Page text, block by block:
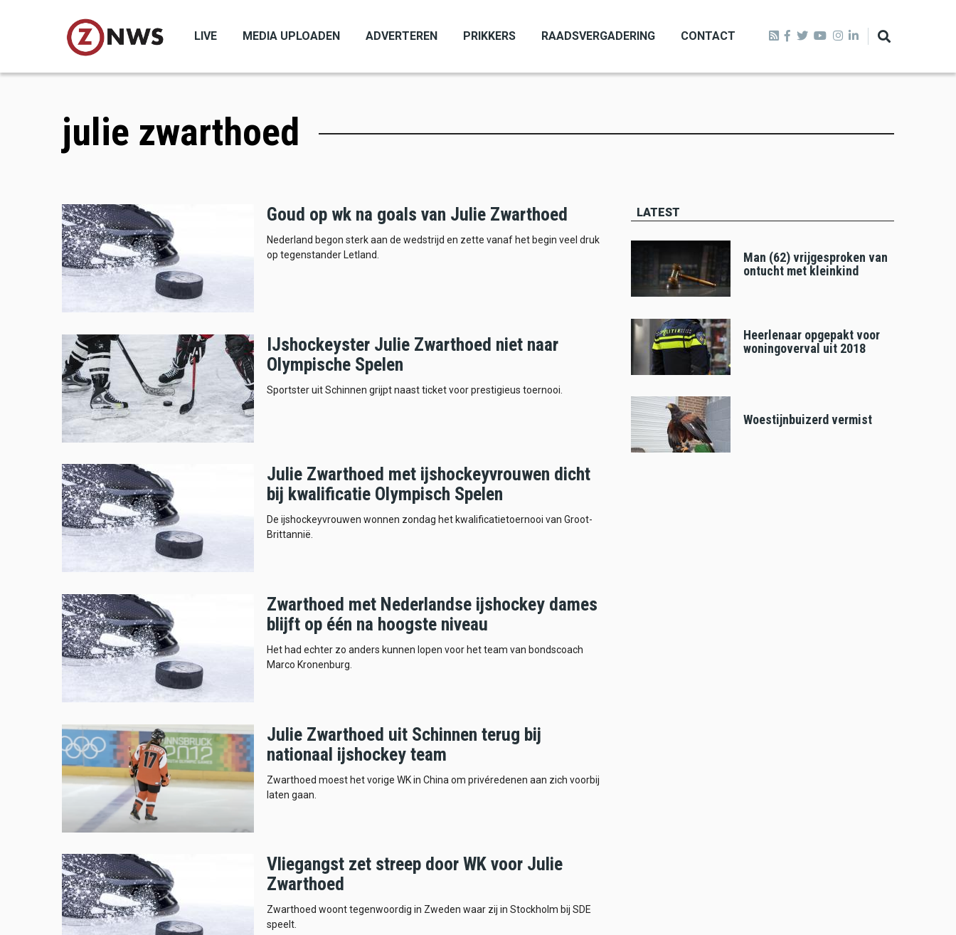
LIVE MEDIA UPLOADEN ADVERTEREN PRIKKERS RAADSVERGADERING CONTACT
julie zwarthoed
Goud op wk na goals van Julie Zwarthoed
Nederland begon sterk aan de wedstrijd en zette vanaf het begin veel druk
op tegenstander Letland.
IJshockeyster Julie Zwarthoed niet naar
Olympische Spelen
Sportster uit Schinnen grijpt naast ticket voor prestigieus toernooi.
Julie Zwarthoed met ijshockeyvrouwen dicht
bij kwalificatie Olympisch Spelen
De ijshockeyvrouwen wonnen zondag het kwalificatietoernooi van Groot-
Brittannië.
Zwarthoed met Nederlandse ijshockey dames
blijft op één na hoogste niveau
Het had echter zo anders kunnen lopen voor het team van bondscoach
Marco Kronenburg.
Julie Zwarthoed uit Schinnen terug bij
nationaal ijshockey team
Zwarthoed moest het vorige WK in China om privéredenen aan zich voorbij
laten gaan.
Vliegangst zet streep door WK voor Julie
Zwarthoed
Zwarthoed woont tegenwoordig in Zweden waar zij in Stockholm bij SDE
speelt.
LATEST
Man (62) vrijgesproken van
ontucht met kleinkind
Heerlenaar opgepakt voor
woningoverval uit 2018
Woestijnbuizerd vermist